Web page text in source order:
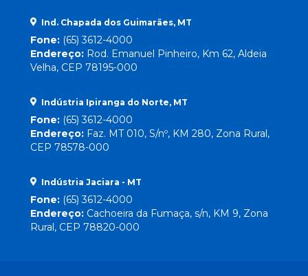
Ind. Chapada dos Guimarães, MT
Fone: (65) 3612-4000
Endereço: Rod. Emanuel Pinheiro, Km 62, Aldeia
Velha, CEP 78195-000
Indústria Ipiranga do Norte, MT
Fone: (65) 3612-4000
Endereço: Faz. MT 010, S/nº, KM 280, Zona Rural,
CEP 78578-000
Indústria Jaciara - MT
Fone: (65) 3612-4000
Endereço: Cachoeira da Fumaça, s/n, KM 9, Zona
Rural, CEP 78820-000